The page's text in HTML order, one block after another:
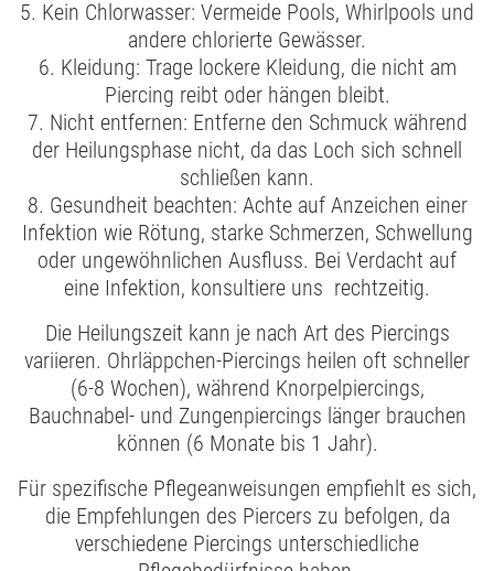
5. Kein Chlorwasser: Vermeide Pools, Whirlpools und
andere chlorierte Gewässer.
6. Kleidung: Trage lockere Kleidung, die nicht am
Piercing reibt oder hängen bleibt.
7. Nicht entfernen: Entferne den Schmuck während
der Heilungsphase nicht, da das Loch sich schnell
schließen kann.
8. Gesundheit beachten: Achte auf Anzeichen einer
Infektion wie Rötung, starke Schmerzen, Schwellung
oder ungewöhnlichen Ausfluss. Bei Verdacht auf
eine Infektion, konsultiere uns rechtzeitig.
Die Heilungszeit kann je nach Art des Piercings
variieren. Ohrläppchen-Piercings heilen oft schneller
(6-8 Wochen), während Knorpelpiercings,
Bauchnabel- und Zungenpiercings länger brauchen
können (6 Monate bis 1 Jahr).
Für spezifische Pflegeanweisungen empfiehlt es sich,
die Empfehlungen des Piercers zu befolgen, da
verschiedene Piercings unterschiedliche